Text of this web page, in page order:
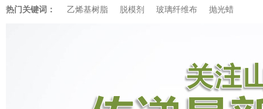
热门关键词： 乙烯基树脂 脱模剂 玻璃纤维布 抛光蜡